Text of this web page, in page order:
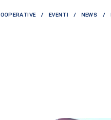
EVENTI NEWS